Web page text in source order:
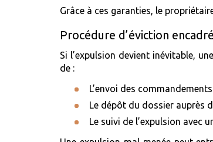
Grâce à ces garanties, le
Procédure d’éviction
Si l’expulsion devient inévitable,
de :
L’envoi des
Le dépôt du dossier auprès
Le suivi de l’expulsion avec